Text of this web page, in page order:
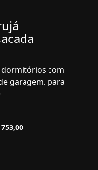
com
garagem, para
753,00